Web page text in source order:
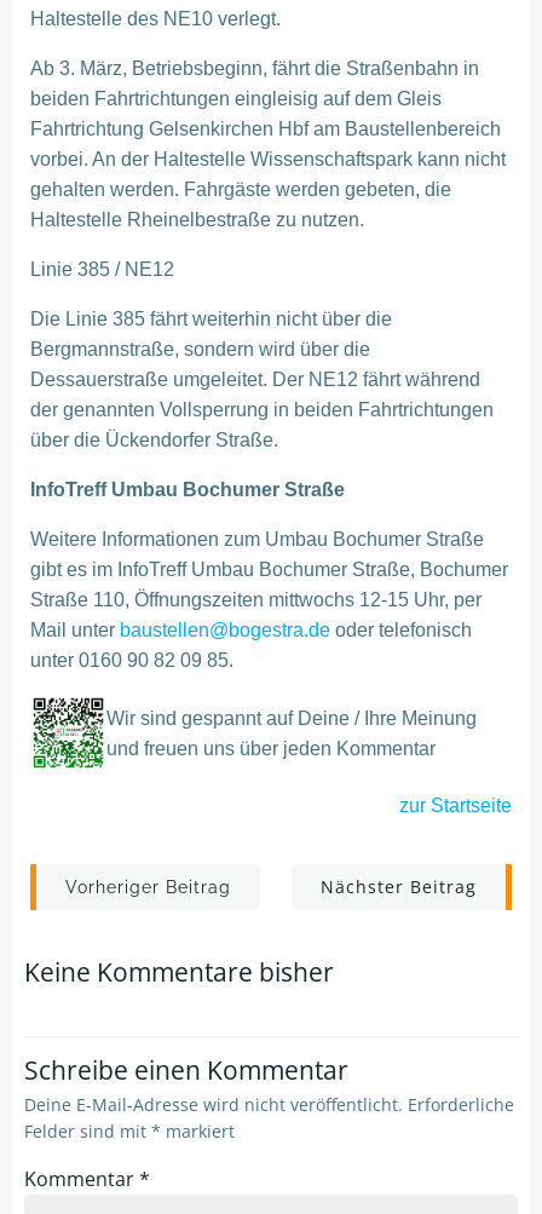
Haltestelle des NE10 verlegt.
Ab 3. März, Betriebsbeginn, fährt die Straßenbahn in
beiden Fahrtrichtungen eingleisig auf dem Gleis
Fahrtrichtung Gelsenkirchen Hbf am Baustellenbereich
vorbei. An der Haltestelle Wissenschaftspark kann nicht
gehalten werden. Fahrgäste werden gebeten, die
Haltestelle Rheinelbestraße zu nutzen.
Linie 385 / NE12
Die Linie 385 fährt weiterhin nicht über die
Bergmannstraße, sondern wird über die
Dessauerstraße umgeleitet. Der NE12 fährt während
der genannten Vollsperrung in beiden Fahrtrichtungen
über die Ückendorfer Straße.
InfoTreff Umbau Bochumer Straße
Weitere Informationen zum Umbau Bochumer Straße
gibt es im InfoTreff Umbau Bochumer Straße, Bochumer
Straße 110, Öffnungszeiten mittwochs 12-15 Uhr, per
Mail unter baustellen@bogestra.de oder telefonisch
unter 0160 90 82 09 85.
Wir sind gespannt auf Deine / Ihre Meinung
und freuen uns über jeden Kommentar
zur Startseite
Post
navigation
Vorheriger Beitrag
Post
navigation
Nächster Beitrag
Keine Kommentare bisher
Schreibe einen Kommentar
Deine E-Mail-Adresse wird nicht veröffentlicht. Erforderliche
Felder sind mit * markiert
Kommentar*